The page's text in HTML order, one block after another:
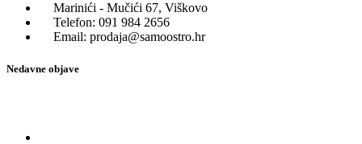
Marinići - Mučići 67, Viškovo
Telefon: 091 984 2656
Email: prodaja@samoostro.hr
Nedavne objave